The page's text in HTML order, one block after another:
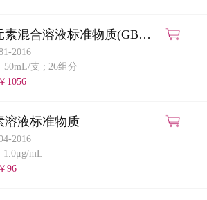
素混合溶液标准物质(GB
2025)(ICP-MS法)
2016
50mL/支 ; 26组分
￥1056
溶液标准物质
2016
1.0μg/mL
￥96